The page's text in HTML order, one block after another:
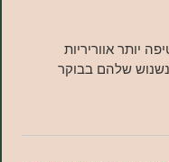
בבוקר